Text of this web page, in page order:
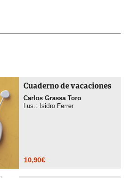
Cuaderno de vacaciones
Carlos Grassa Toro
Ilus.: Isidro Ferrer
10,90€